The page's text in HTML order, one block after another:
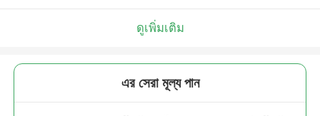
ดูเพิ่มเติม
এর সেরা মূল্য পান